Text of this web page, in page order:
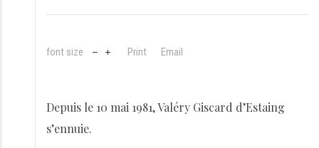
font size Print Email
Depuis le 10 mai 1981, Valéry Giscard d’Estaing
s’ennuie.